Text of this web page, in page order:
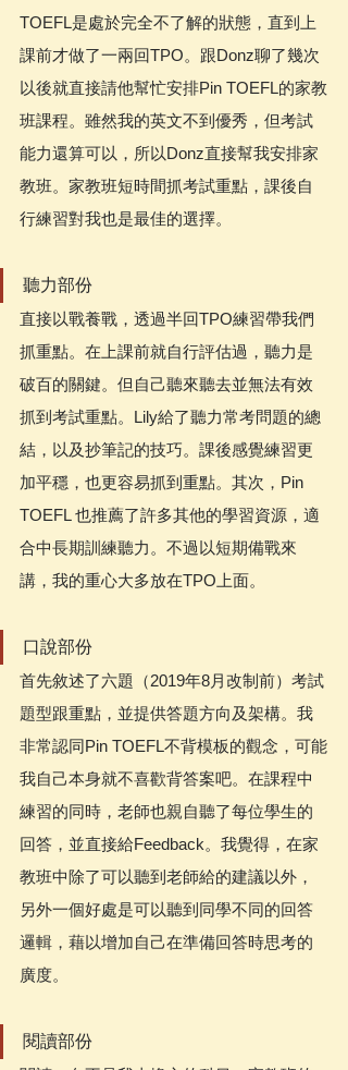
TOEFL是處於完全不了解的狀態，直到上
課前才做了一兩回TPO。跟Donz聊了幾次
以後就直接請他幫忙安排Pin TOEFL的家教
班課程。雖然我的英文不到優秀，但考試
能力還算可以，所以Donz直接幫我安排家
教班。家教班短時間抓考試重點，課後自
行練習對我也是最佳的選擇。
聽力部份
直接以戰養戰，透過半回TPO練習帶我們
抓重點。在上課前就自行評估過，聽力是
破百的關鍵。但自己聽來聽去並無法有效
抓到考試重點。Lily給了聽力常考問題的總
結，以及抄筆記的技巧。課後感覺練習更
加平穩，也更容易抓到重點。其次，Pin
TOEFL 也推薦了許多其他的學習資源，適
合中長期訓練聽力。不過以短期備戰來
講，我的重心大多放在TPO上面。
口說部份
首先敘述了六題（2019年8月改制前）考試
題型跟重點，並提供答題方向及架構。我
非常認同Pin TOEFL不背模板的觀念，可能
我自己本身就不喜歡背答案吧。在課程中
練習的同時，老師也親自聽了每位學生的
回答，並直接給Feedback。我覺得，在家
教班中除了可以聽到老師給的建議以外，
另外一個好處是可以聽到同學不同的回答
邏輯，藉以增加自己在準備回答時思考的
廣度。
閱讀部份